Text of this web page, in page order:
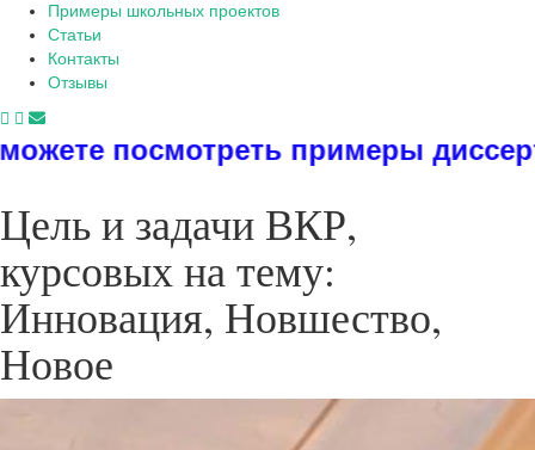
Примеры школьных проектов
Статьи
Контакты
Отзывы
примеры диссертаций,
Цель и задачи ВКР,
курсовых на тему:
Инновация, Новшество,
Новое